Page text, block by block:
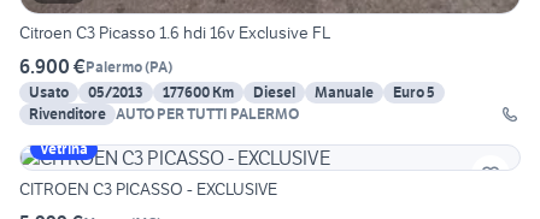
Citroen C3 Picasso 1.6 hdi 16v Exclusive FL
6.900 €Palermo(PA)
Usato
05/2013 177600 Km Diesel Manuale
Euro 5
Rivenditore AUTO PER TUTTI PALERMO
Vetrina
CITROEN C3 PICASSO - EXCLUSIVE